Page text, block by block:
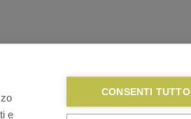
e
CONSENTI TUTTO